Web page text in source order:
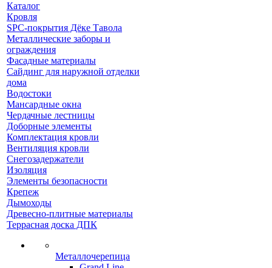
Каталог
Кровля
SPC-покрытия Дёке Тавола
Металлические заборы и
ограждения
Фасадные материалы
Сайдинг для наружной отделки
дома
Водостоки
Мансардные окна
Чердачные лестницы
Доборные элементы
Комплектация кровли
Вентиляция кровли
Снегозадержатели
Изоляция
Элементы безопасности
Крепеж
Дымоходы
Древесно-плитные материалы
Террасная доска ДПК
Металлочерепица